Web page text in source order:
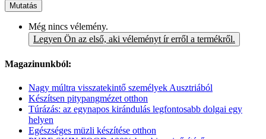
Mutatás
Még nincs vélemény.
Legyen Ön az első, aki véleményt ír erről a termékről.
Magazinunkból:
Nagy múltra visszatekintő személyek Ausztriából
Készítsen pitypangmézet otthon
Túrázás: az egynapos kirándulás legfontosabb dolgai egy
helyen
Egészséges müzli készítése otthon